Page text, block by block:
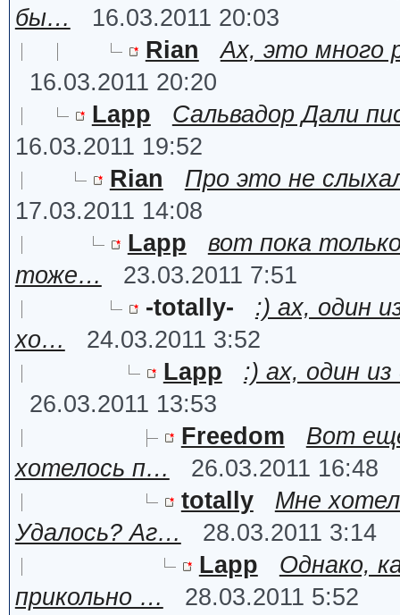
бы…
16.03.2011 20:03
Rian
Ах, это много
16.03.2011 20:20
Lapp
Сальвадор Дали
16.03.2011 19:52
Rian
Про это не
17.03.2011 14:08
Lapp
вот пока
тоже…
23.03.2011 7:51
-totally-
:) ах, один
хо…
24.03.2011 3:52
Lapp
:) ах, один
26.03.2011 13:53
Freedom
Вот
хотелось п…
26.03.2011 16:48
totally
Мне
Удалось? Аг…
28.03.2011 3:14
Lapp
Однако,
прикольно …
28.03.2011 5:52